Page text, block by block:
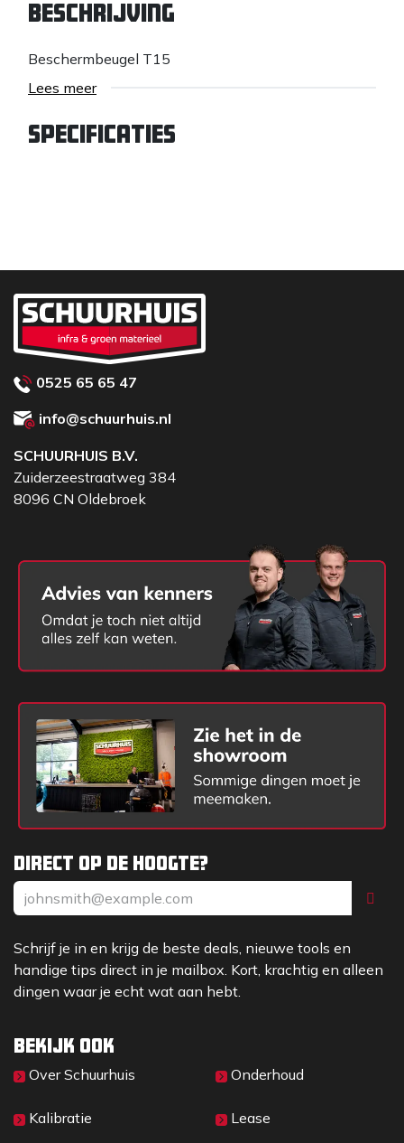
Beschrijving
Beschermbeugel T15
Lees meer
Specificaties
Direct op de hoogte?
Schrijf je in en krijg de beste deals, nieuwe tools en
handige tips direct in je mailbox. Kort, krachtig en alleen
dingen waar je echt wat aan hebt.
Bekijk ook
Over Sc​huurhuis
Kalibratie
Onderhoud
Lease
0525 65 65 47
info@schuurhuis.nl
SCHUURHUIS B.V.
Zuiderzeestraatweg 384
8096 CN Oldebroek